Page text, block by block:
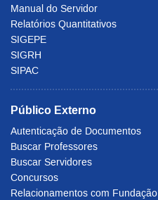
Manual do Servidor
Relatórios Quantitativos
SIGEPE
SIGRH
SIPAC
Público Externo
Autenticação de Documentos
Buscar Professores
Buscar Servidores
Concursos
Relacionamentos com Fundação